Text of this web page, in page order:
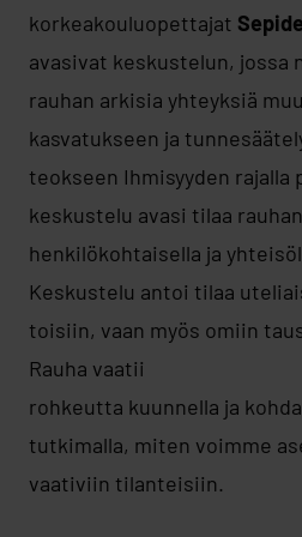
korkeakouluopettajat
avasivat keskustelun, jossa
rauhan arkisia yhteyksiä
kasvatukseen ja
teokseen Ihmisyyden rajalla
keskustelu avasi tilaa
henkilökohtaisella ja
Keskustelu antoi tilaa
toisiin, vaan myös omiin
Rauha vaatii
rohkeutta kuunnella ja
tutkimalla, miten voimme
vaativiin tilanteisiin.